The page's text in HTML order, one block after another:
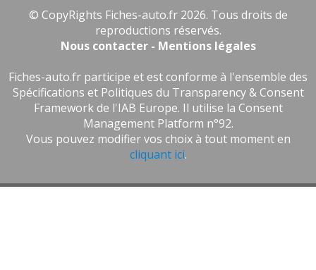
© CopyRights Fiches-auto.fr 2026. Tous droits de
reproductions réservés.
Nous contacter - Mentions légales
Fiches-auto.fr participe et est conforme à l'ensemble des
Spécifications et Politiques du Transparency & Consent
Framework de l'IAB Europe. Il utilise la Consent
Management Platform n°92.
Vous pouvez modifier vos choix à tout moment en
cliquant ici.